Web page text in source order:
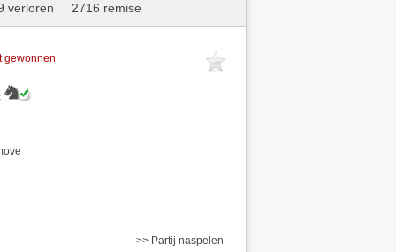
verloren 2716 remise
gewonnen
>> Partij naspelen